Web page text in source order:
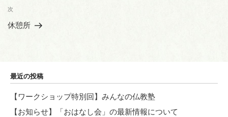
ビ
ゲ
ン
稿
次
の
次
休憩所
最近の投稿
【ワークショップ特別回】みんなの仏教塾
【お知らせ】「おはなし会」の最新情報について